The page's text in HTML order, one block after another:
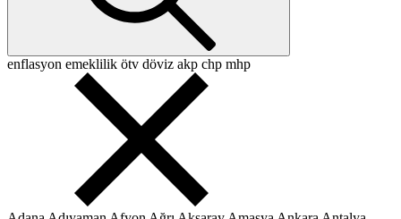
enflasyon emeklilik ötv döviz akp chp mhp